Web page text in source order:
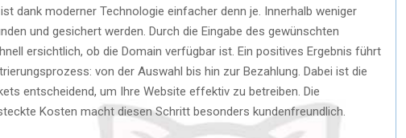
dank moderner Technologie einfacher denn je. Innerhalb weniger
und gesichert werden. Durch die Eingabe des gewünschten
ersichtlich, ob die Domain verfügbar ist. Ein positives Ergebnis führt
von der Auswahl bis hin zur Bezahlung. Dabei ist die
entscheidend, um Ihre Website effektiv zu betreiben. Die
Kosten macht diesen Schritt besonders kundenfreundlich.